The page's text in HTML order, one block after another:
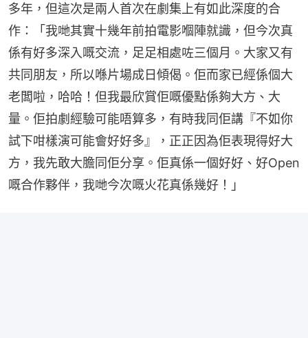
多年，但這次是兩人首次在劇集上有如此深度的合
作：「我哋其實十幾年前拍電影嗰陣就識，但今次真
係有好多深入嘅交流，足足相處咗三個月。大家又有
共同朋友，所以喺片場成日傾偈。佢而家已經係個大
老闆啦，哈哈！但我最欣賞佢嘅優點係夠大方、大
量。佢拍劇經驗可能唔算多，有時我同佢講『不如你
試下咁樣演可能會好好多』，正正因為佢表現得好大
方，我先敢大膽同佢分享。佢真係一個好好、好Open
嘅合作夥伴，我哋今次嘅火花真係幾好！」